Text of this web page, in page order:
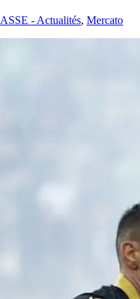
ASSE - Actualités, Mercato